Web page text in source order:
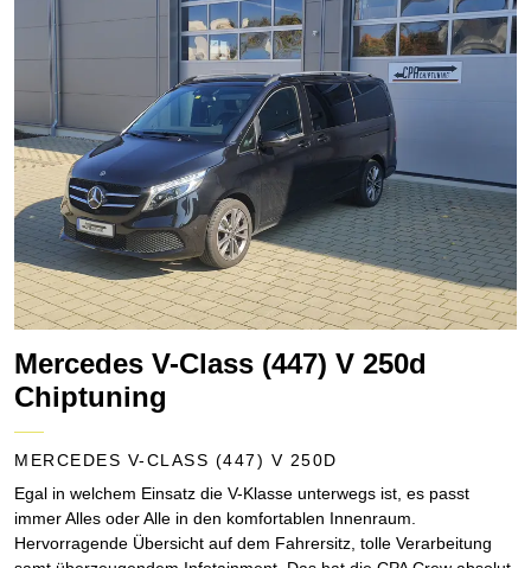
Mercedes V-Class (447) V 250d
Chiptuning
MERCEDES V-CLASS (447) V 250D
Egal in welchem Einsatz die V-Klasse unterwegs ist, es passt
immer Alles oder Alle in den komfortablen Innenraum.
Hervorragende Übersicht auf dem Fahrersitz, tolle Verarbeitung